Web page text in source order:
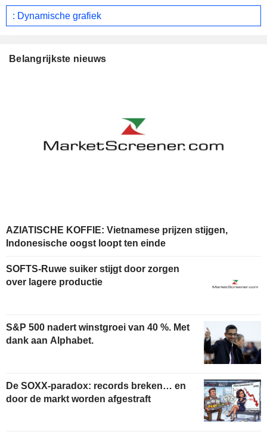
: Dynamische grafiek
Belangrijkste nieuws
AZIATISCHE KOFFIE: Vietnamese prijzen stijgen,
Indonesische oogst loopt ten einde
SOFTS-Ruwe suiker stijgt door zorgen
over lagere productie
S&P 500 nadert winstgroei van 40 %. Met
dank aan Alphabet.
De SOXX-paradox: records breken… en
door de markt worden afgestraft